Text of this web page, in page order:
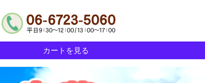
カートを見る